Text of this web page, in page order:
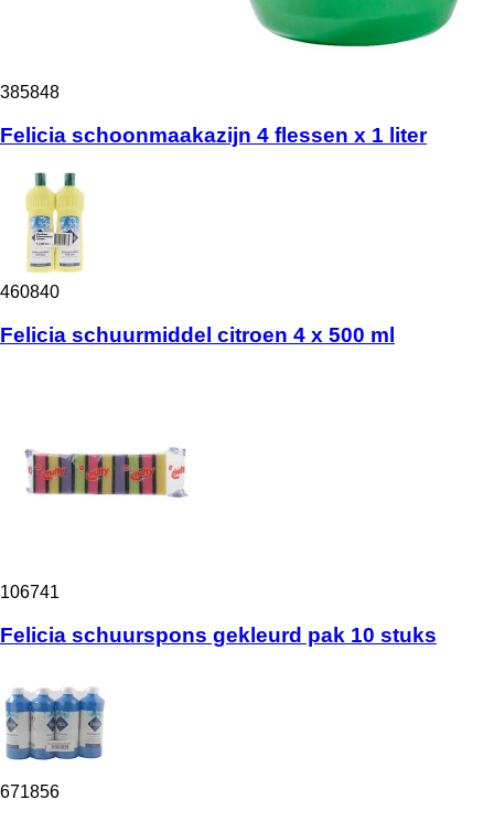
385848
Felicia schoonmaakazijn 4 flessen x 1 liter
460840
Felicia schuurmiddel citroen 4 x 500 ml
106741
Felicia schuurspons gekleurd pak 10 stuks
671856